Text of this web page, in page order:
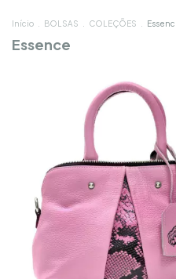
Início BOLSAS COLEÇÕES
Essence